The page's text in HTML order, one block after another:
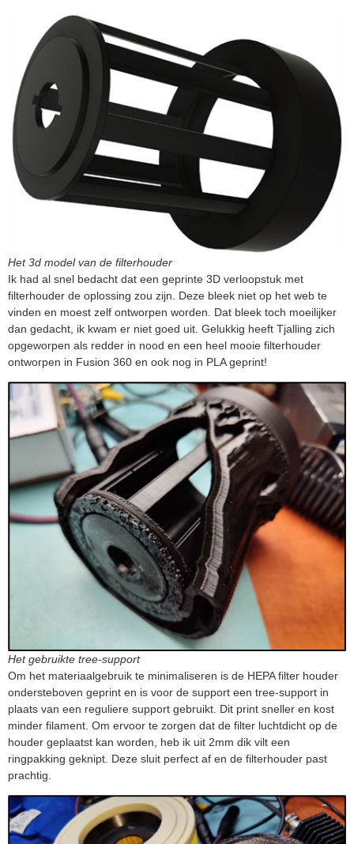
Het 3d model van de filterhouder
Ik had al snel bedacht dat een geprinte 3D verloopstuk met
filterhouder de oplossing zou zijn. Deze bleek niet op het web te
vinden en moest zelf ontworpen worden. Dat bleek toch moeilijker
dan gedacht, ik kwam er niet goed uit. Gelukkig heeft Tjalling zich
opgeworpen als redder in nood en een heel mooie filterhouder
ontworpen in Fusion 360 en ook nog in PLA geprint!
Het gebruikte tree-support
Om het materiaalgebruik te minimaliseren is de HEPA filter houder
ondersteboven geprint en is voor de support een tree-support in
plaats van een reguliere support gebruikt. Dit print sneller en kost
minder filament. Om ervoor te zorgen dat de filter luchtdicht op de
houder geplaatst kan worden, heb ik uit 2mm dik vilt een
ringpakking geknipt. Deze sluit perfect af en de filterhouder past
prachtig.